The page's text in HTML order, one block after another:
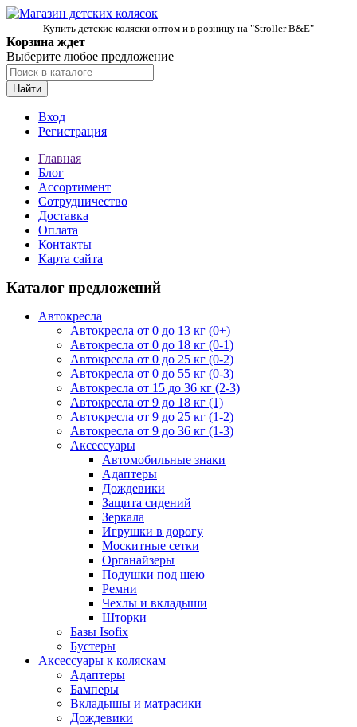
Купить детские коляски оптом и в розницу на "Stroller B&E"
Корзина ждет
Выберите любое предложение
Найти
Вход
Регистрация
Главная
Блог
Ассортимент
Сотрудничество
Доставка
Оплата
Контакты
Карта сайта
Каталог предложений
Автокресла
Автокресла от 0 до 13 кг (0+)
Автокресла от 0 до 18 кг (0-1)
Автокресла от 0 до 25 кг (0-2)
Автокресла от 0 до 55 кг (0-3)
Автокресла от 15 до 36 кг (2-3)
Автокресла от 9 до 18 кг (1)
Автокресла от 9 до 25 кг (1-2)
Автокресла от 9 до 36 кг (1-3)
Аксессуары
Автомобильные знаки
Адаптеры
Дождевики
Защита сидений
Зеркала
Игрушки в дорогу
Москитные сетки
Органайзеры
Подушки под шею
Ремни
Чехлы и вкладыши
Шторки
Базы Isofix
Бустеры
Аксессуары к коляскам
Адаптеры
Бамперы
Вкладышы и матрасики
Дождевики